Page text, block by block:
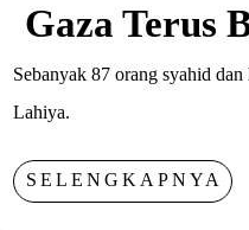
Gaza Terus
Sebanyak 87 orang syahid
Lahiya.
SELENGKAPNYA